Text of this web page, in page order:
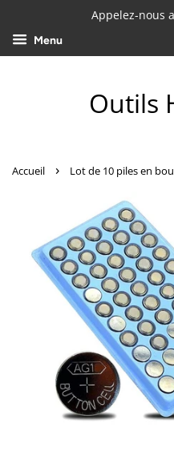
Appelez-nous
Menu
Outils
Accueil › Lot de 10 piles en